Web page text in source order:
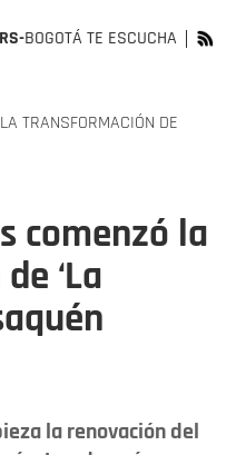
BOGOTÁ TE ESCUCHA
TRANSFORMACIÓN DE
comenzó la
‘La
la renovación del